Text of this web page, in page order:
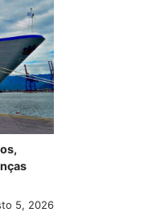
5, 2026